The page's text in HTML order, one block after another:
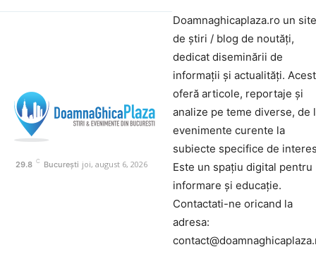
29.8 C București joi, august 6, 2026
Doamnaghicaplaza.ro un site
de știri / blog de noutăți,
dedicat diseminării de
informații și actualități.
oferă articole, reportaje și
analize pe teme diverse, de
evenimente curente la
subiecte specifice de
Este un spațiu digital pentru
informare și educație.
Contactati-ne oricand la
adresa: